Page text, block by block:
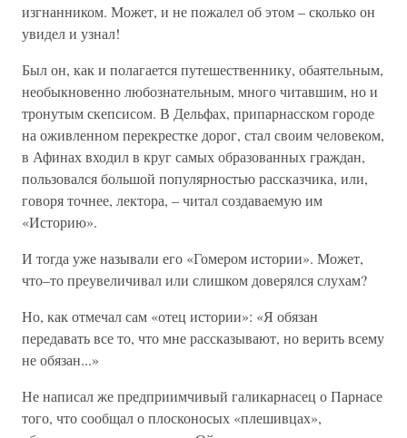
изгнанником. Может, и не пожалел об этом – сколько он
увидел и узнал!
Был он, как и полагается путешественнику, обаятельным,
необыкновенно любознательным, много читавшим, но и
тронутым скепсисом. В Дельфах, припарнасском городе
на оживленном перекрестке дорог, стал своим человеком,
в Афинах входил в круг самых образованных граждан,
пользовался большой популярностью рассказчика, или,
говоря точнее, лектора, – читал создаваемую им
«Историю».
И тогда уже называли его «Гомером истории». Может,
что–то преувеличивал или слишком доверялся слухам?
Но, как отмечал сам «отец истории»: «Я обязан
передавать все то, что мне рассказывают, но верить всему
не обязан...»
Не написал же предприимчивый галикарнасец о Парнасе
того, что сообщал о плосконосых «плешивцах»,